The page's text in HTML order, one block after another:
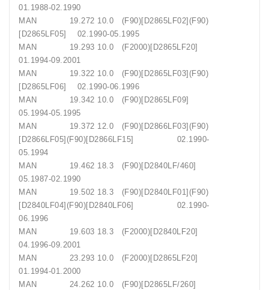
01.1988-02.1990
MAN 19.272 10.0 (F90)[D2865LF02](F90)
[D2865LF05] 02.1990-05.1995
MAN 19.293 10.0 (F2000)[D2865LF20]
01.1994-09.2001
MAN 19.322 10.0 (F90)[D2865LF03](F90)
[D2865LF06] 02.1990-06.1996
MAN 19.342 10.0 (F90)[D2865LF09]
05.1994-05.1995
MAN 19.372 12.0 (F90)[D2866LF03](F90)
[D2866LF05](F90)[D2866LF15] 02.1990-
05.1994
MAN 19.462 18.3 (F90)[D2840LF/460]
05.1987-02.1990
MAN 19.502 18.3 (F90)[D2840LF01](F90)
[D2840LF04](F90)[D2840LF06] 02.1990-
06.1996
MAN 19.603 18.3 (F2000)[D2840LF20]
04.1996-09.2001
MAN 23.293 10.0 (F2000)[D2865LF20]
01.1994-01.2000
MAN 24.262 10.0 (F90)[D2865LF/260]